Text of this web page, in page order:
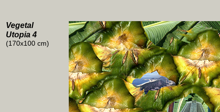
Vegetal
Utopia 4
(170x100 cm)